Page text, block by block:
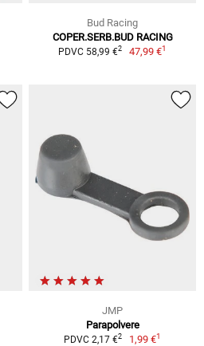
Bud Racing
COPER.SERB.BUD RACING
PDVC 58,99 €2 47,99 €1
JMP
Parapolvere
PDVC 2,17 €2 1,99 €1